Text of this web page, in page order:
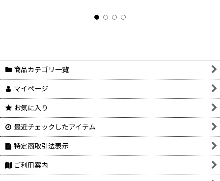
商品カテゴリ一覧
マイページ
お気に入り
最近チェックしたアイテム
特定商取引法表示
ご利用案内